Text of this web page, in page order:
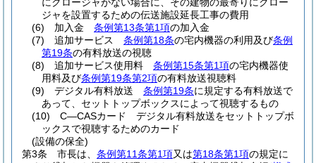
ジャを設置するための伝送施設延長工事の費用
(6)
加入金 条例第13条第1項の加入金
(7)
追加サービス 条例第18条の宅内機器の利用及び条例
第19条の有料放送の視聴
(8)
追加サービス使用料 条例第15条第1項の宅内機器使
用料及び条例第19条第2項の有料放送視聴料
(9)
デジタル有料放送 条例第19条に規定する有料放送で
あって、セットトップボックスによって視聴するもの
(10)
C―CASカード デジタル有料放送をセットトップボ
ックスで視聴するためのカード
(設備の保全)
第3条
市長は、 条例第11条第1項又は第18条第1項の規定に